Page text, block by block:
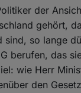
der
gehört,
sind, so lange
berufen, das
wie Herr
den